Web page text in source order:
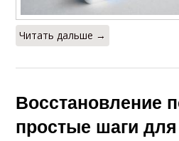
Читать дальше →
Восстановление
простые шаги